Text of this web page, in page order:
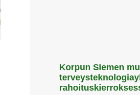
Korpun Siemen